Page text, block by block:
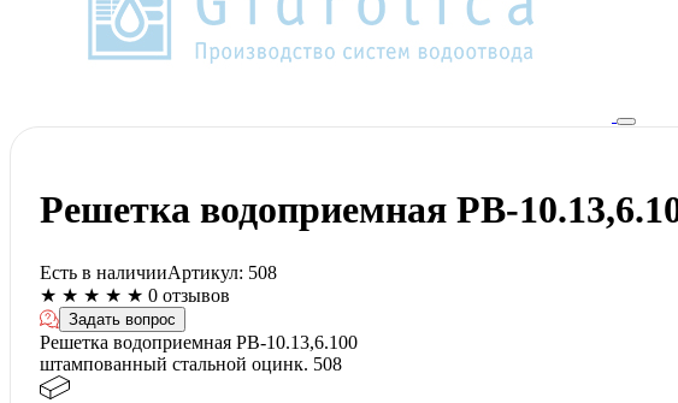
Решетка водоприемная РВ-
Есть в наличииАртикул: 508
★ ★ ★ ★ ★ 0 отзывов
Задать вопрос
Решетка водоприемная РВ-10.13,6.100
штампованный стальной оцинк. 508